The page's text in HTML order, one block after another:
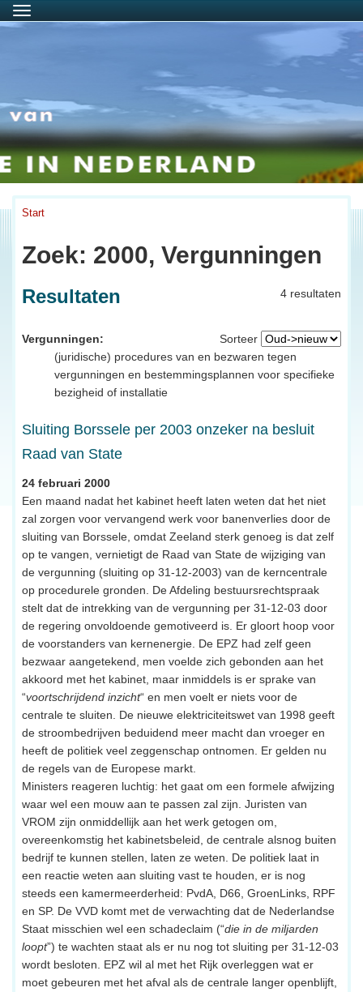
Menu
Start
Zoek: 2000, Vergunningen
4 resultaten
Resultaten
Sorteer
Vergunningen:
(juridische) procedures van en bezwaren tegen
vergunningen en bestemmingsplannen voor specifieke
bezigheid of installatie
Sluiting Borssele per 2003 onzeker na besluit
Raad van State
24 februari 2000
Een maand nadat het kabinet heeft laten weten dat het niet
zal zorgen voor vervangend werk voor banenverlies door de
sluiting van Borssele, omdat Zeeland sterk genoeg is dat zelf
op te vangen, vernietigt de Raad van State de wijziging van
de vergunning (sluiting op 31-12-2003) van de kerncentrale
op procedurele gronden. De Afdeling bestuursrechtspraak
stelt dat de intrekking van de vergunning per 31-12-03 door
de regering onvoldoende gemotiveerd is. Er gloort hoop voor
de voorstanders van kernenergie. De EPZ had zelf geen
bezwaar aangetekend, men voelde zich gebonden aan het
akkoord met het kabinet, maar inmiddels is er sprake van
“voortschrijdend inzicht“ en men voelt er niets voor de
centrale te sluiten. De nieuwe elektriciteitswet van 1998 geeft
de stroombedrijven beduidend meer macht dan vroeger en
heeft de politiek veel zeggenschap ontnomen. Er gelden nu
de regels van de Europese markt.
Ministers reageren luchtig: het gaat om een formele afwijzing
waar wel een mouw aan te passen zal zijn. Juristen van
VROM zijn onmiddellijk aan het werk getogen om,
overeenkomstig het kabinetsbeleid, de centrale alsnog buiten
bedrijf te kunnen stellen, laten ze weten. De politiek laat in
een reactie weten aan sluiting vast te houden, er is nog
steeds een kamermeerderheid: PvdA, D66, GroenLinks, RPF
en SP. De VVD komt met de verwachting dat de Nederlandse
Staat misschien wel een schadeclaim (“die in de miljarden
loopt”) te wachten staat als er nu nog tot sluiting per 31-12-03
wordt besloten. EPZ wil al met het Rijk overleggen wat er
moet gebeuren met het afval als de centrale langer openblijft,